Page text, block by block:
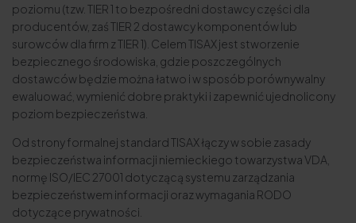
poziomu (tzw. TIER 1 to bezpośredni dostawcy części dla
producentów, zaś TIER 2 dostawcy komponentów lub
surowców dla firm z TIER 1). Celem TISAX jest stworzenie
bezpiecznego środowiska, gdzie poszczególnych
dostawców będzie można łatwo i w sposób porównywalny
ewaluować, wymienić dobre praktyki i zapewnić ujednolicony
poziom bezpieczeństwa.
Od strony formalnej standard TISAX łączy w sobie zasady
bezpieczeństwa informacji niemieckiego towarzystwa VDA,
normę ISO/IEC 27001 dotyczącą systemu zarządzania
bezpieczeństwem informacji oraz wymagania RODO
dotyczące prywatności.